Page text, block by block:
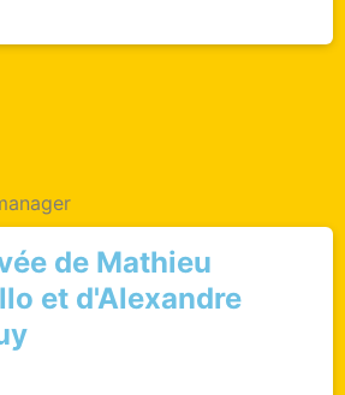
de Mathieu
et d'Alexandre